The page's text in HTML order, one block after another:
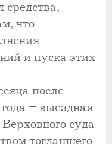
что
и пуска этих
после
– выездная
суда